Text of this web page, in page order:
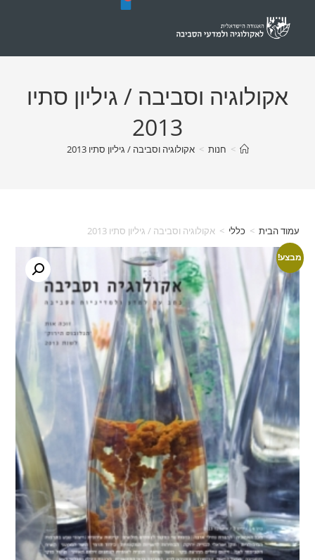
וסביבה / גיליון סתיו
אקולוגיה וסביבה / גיליון סתיו 2013
> אקולוגיה וסביבה / גיליון סתיו 2013